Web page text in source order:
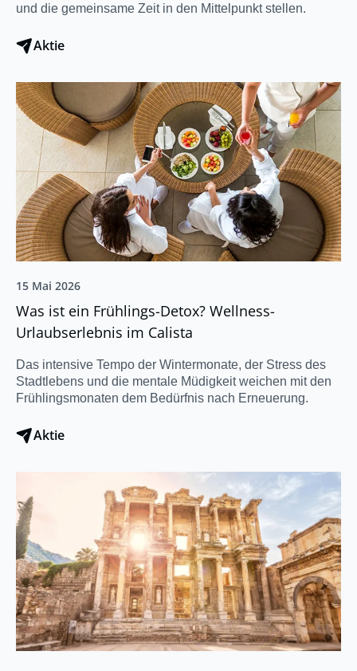
und die gemeinsame Zeit in den Mittelpunkt stellen.
Aktie
15 Mai 2026
Was ist ein Frühlings-Detox? Wellness-
Urlaubserlebnis im Calista
Das intensive Tempo der Wintermonate, der Stress des
Stadtlebens und die mentale Müdigkeit weichen mit den
Frühlingsmonaten dem Bedürfnis nach Erneuerung.
Aktie